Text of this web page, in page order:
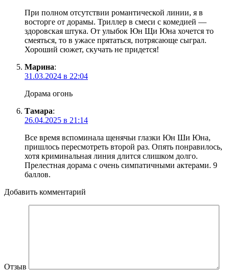
При полном отсутствии романтической линии, я в
восторге от дорамы. Триллер в смеси с комедией —
здоровская штука. От улыбок Юн Щи Юна хочется то
смеяться, то в ужасе прятаться, потрясающе сыграл.
Хороший сюжет, скучать не придется!
Марина:
31.03.2024 в 22:04
Дорама огонь
Тамара:
26.04.2025 в 21:14
Все время вспоминала щенячьи глазки Юн Ши Юна,
пришлось пересмотреть второй раз. Опять понравилось,
хотя криминальная линия длится слишком долго.
Прелестная дорама с очень симпатичными актерами. 9
баллов.
Добавить комментарий
Отзыв